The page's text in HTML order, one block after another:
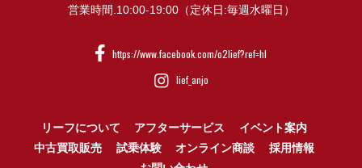
営業時間.10:00-19:00（定休日:毎週水曜日）
https://www.facebook.com/o2lief?ref=hl
lief_anjo
リーフについて アフターサービス
イベント案内
中古買取販売
試乗体験 オンライン商談
採用情報